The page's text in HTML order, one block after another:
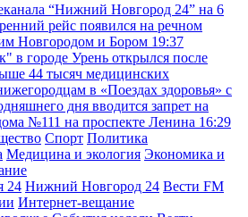
“Нижний Новгород 24” на 6
рейс появился на речном
Новгородом и Бором 19:37
в городе Урень открылся после
44 тысяч медицинских
в «Поездах здоровья» с
дня вводится запрет на
№111 на проспекте Ленина 16:29
Спорт Политика
Медицина и экология Экономика и
24 Нижний Новгород 24 Вести FM
Интернет-вещание